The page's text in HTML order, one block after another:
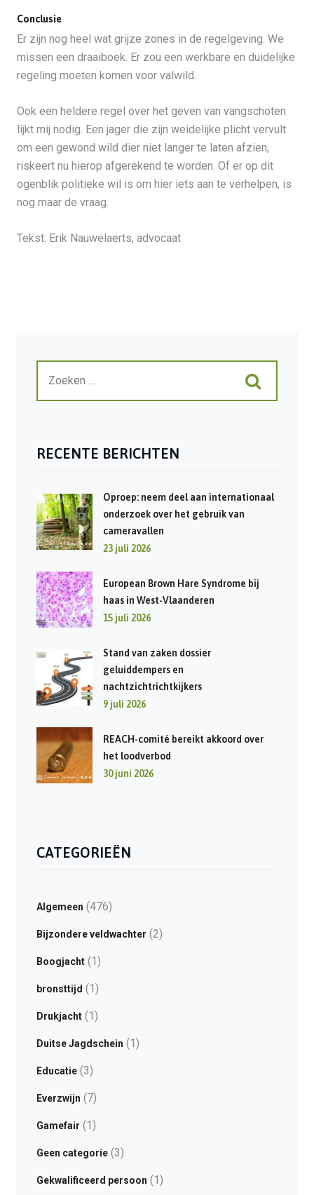
Conclusie
Er zijn nog heel wat grijze zones in de regelgeving. We
missen een draaiboek. Er zou een werkbare en duidelijke
regeling moeten komen voor valwild.
Ook een heldere regel over het geven van vangschoten
lijkt mij nodig. Een jager die zijn weidelijke plicht vervult
om een gewond wild dier niet langer te laten afzien,
riskeert nu hierop afgerekend te worden. Of er op dit
ogenblik politieke wil is om hier iets aan te verhelpen, is
nog maar de vraag.
Tekst: Erik Nauwelaerts, advocaat
RECENTE BERICHTEN
Oproep: neem deel aan internationaal
onderzoek over het gebruik van
cameravallen
23 juli 2026
European Brown Hare Syndrome bij
haas in West-Vlaanderen
15 juli 2026
Stand van zaken dossier
geluiddempers en
nachtzichtrichtkijkers
9 juli 2026
REACH-comité bereikt akkoord over
het loodverbod
30 juni 2026
CATEGORIEËN
Algemeen (476)
Bijzondere veldwachter (2)
Boogjacht(1)
bronsttijd (1)
Drukjacht(1)
Duitse Jagdschein (1)
Educatie(3)
Everzwijn (7)
Gamefair (1)
Geen categorie(3)
Gekwalificeerd persoon (1)